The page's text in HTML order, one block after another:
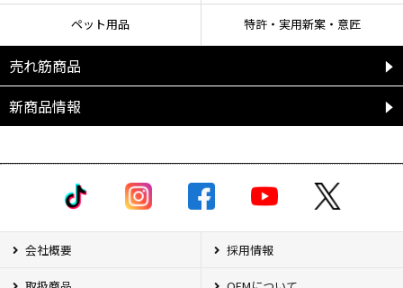
ペット用品 特許・実用新案・意匠
売れ筋商品
新商品情報
会社概要 採用情報